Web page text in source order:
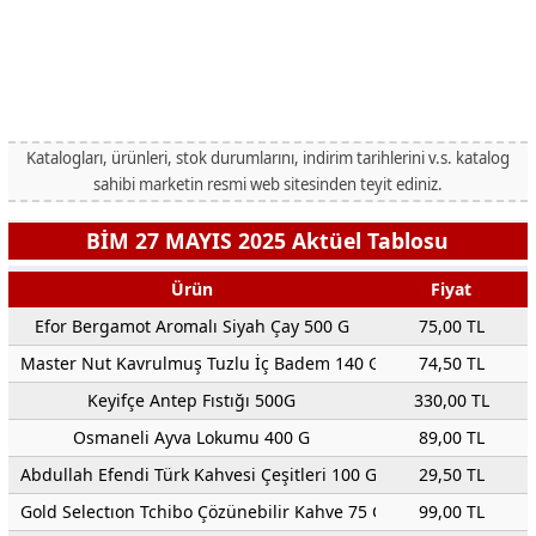
Katalogları, ürünleri, stok durumlarını, indirim tarihlerini v.s. katalog
sahibi marketin resmi web sitesinden teyit ediniz.
BİM 27 MAYIS 2025 Aktüel Tablosu
Ürün
Fiyat
Efor Bergamot Aromalı Siyah Çay 500 G
75,00 TL
Master Nut Kavrulmuş Tuzlu İç Badem 140 G
74,50 TL
Keyifçe Antep Fıstığı 500G
330,00 TL
Osmaneli Ayva Lokumu 400 G
89,00 TL
Abdullah Efendi Türk Kahvesi Çeşitleri 100 G
29,50 TL
Gold Selectıon Tchibo Çözünebilir Kahve 75 G
99,00 TL